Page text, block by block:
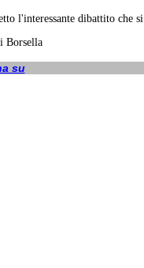
l'interessante dibattito che
Borsella
su